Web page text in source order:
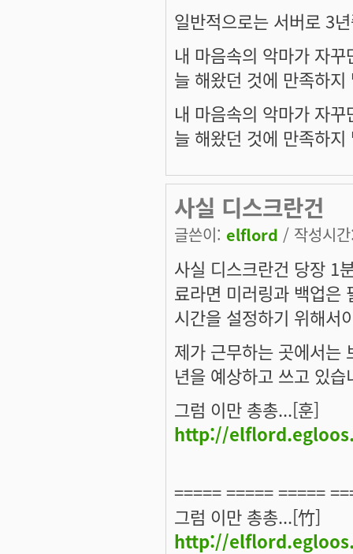
일반적으로는 서버로 3
내 마음속의 악마가 자
늘 해왔던 것에 만족하
내 마음속의 악마가 자
늘 해왔던 것에 만족하
사실 디스크란건
글쓴이: elflord / 작성시
사실 디스크란건 당장 1
료라면 미러링과 백업은
시간을 설정하기 위해서
제가 근무하는 곳에서는
년을 예상하고 쓰고 있습
그럼 이만 총총...[훈]
http://
===== ===== =====
그럼 이만 총총...[竹]
http://